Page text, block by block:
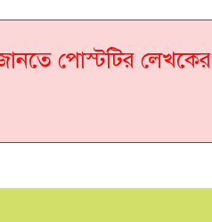
পোস্টটির লেখকের